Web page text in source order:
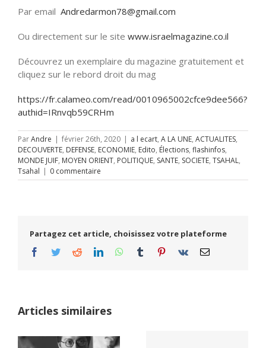
Par email Andredarmon78@gmail.com
Ou directement sur le site www.israelmagazine.co.il
Découvrez un exemplaire du magazine gratuitement et
cliquez sur le rebord droit du mag
https://fr.calameo.com/read/0010965002cfce9dee566?
authid=IRnvqb59CRHm
ParAndre | février 26th, 2020 | a l ecart, A LA UNE, ACTUALITES,
DECOUVERTE, DEFENSE, ECONOMIE, Edito, Élections, flashinfos,
MONDE JUIF, MOYEN ORIENT, POLITIQUE, SANTE, SOCIETE, TSAHAL,
Tsahal | 0 commentaire
Partagez cet article, choisissez votre plateforme
Facebook
TwitterRedditLinkedInWhatsApp
Tumblr Pinterest
Vk Email
Articles similaires